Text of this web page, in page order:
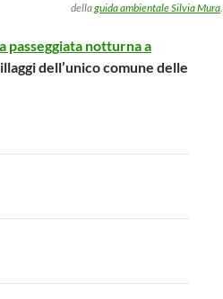
dellaguida ambientale Silvia Mura.
passeggiata notturna a
dell’unico comune delle